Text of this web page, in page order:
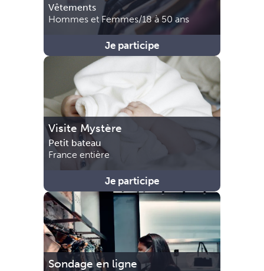
Vêtements
Hommes et Femmes/18 à 50 ans
Je participe
Visite Mystère
Petit bateau
France entière
Je participe
Sondage en ligne